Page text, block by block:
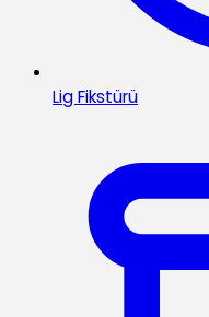
Lig Fikstürü